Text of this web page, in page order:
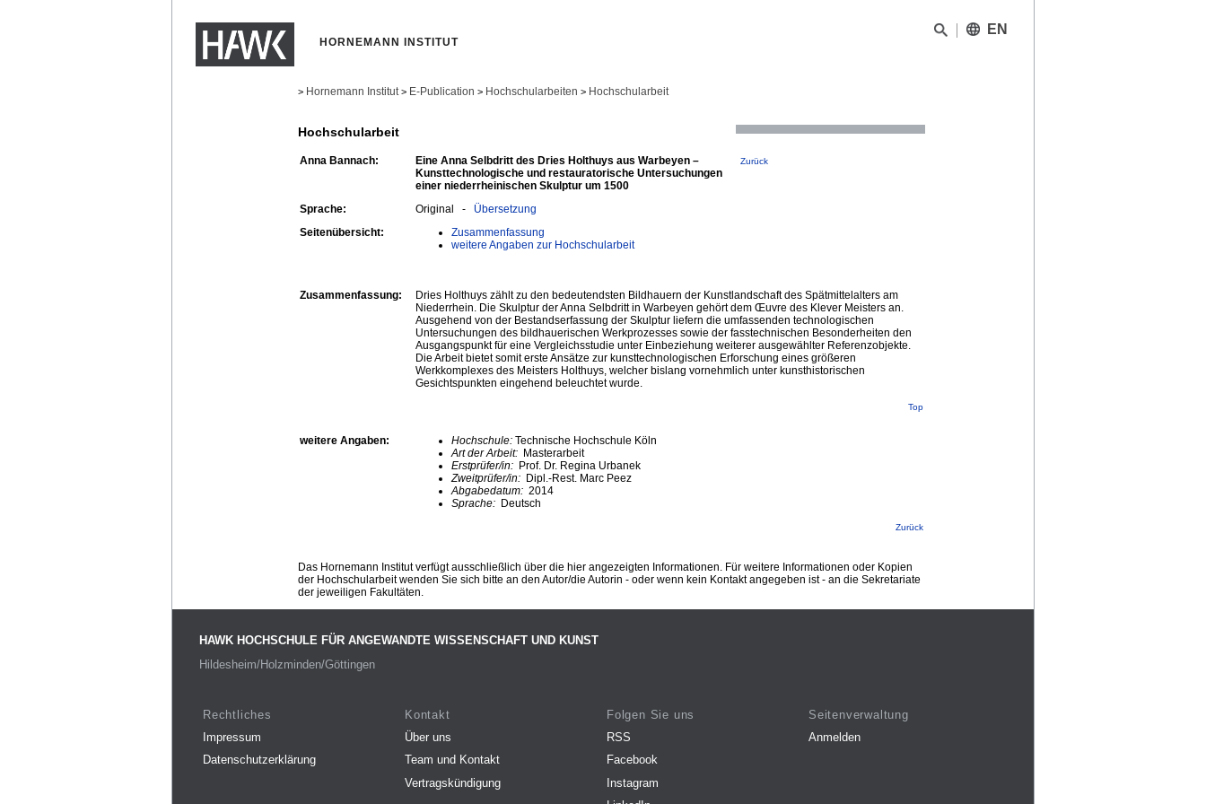
HORNEMANN INSTITUT
EN
> Hornemann Institut > E-Publication > Hochschularbeiten > Hochschularbeit
Hochschularbeit
Anna Bannach:
Eine Anna Selbdritt des Dries Holthuys aus Warbeyen –
Kunsttechnologische und restauratorische Untersuchungen
einer niederrheinischen Skulptur um 1500
Zurück
Sprache: Original - Übersetzung
Seitenübersicht:
Zusammenfassung
weitere Angaben zur Hochschularbeit
Zusammenfassung:
Dries Holthuys zählt zu den bedeutendsten Bildhauern der Kunstlandschaft des Spätmittelalters am
Niederrhein. Die Skulptur der Anna Selbdritt in Warbeyen gehört dem Œuvre des Klever Meisters an.
Ausgehend von der Bestandserfassung der Skulptur liefern die umfassenden technologischen
Untersuchungen des bildhauerischen Werkprozesses sowie der fasstechnischen Besonderheiten den
Ausgangspunkt für eine Vergleichsstudie unter Einbeziehung weiterer ausgewählter Referenzobjekte.
Die Arbeit bietet somit erste Ansätze zur kunsttechnologischen Erforschung eines größeren
Werkkomplexes des Meisters Holthuys, welcher bislang vornehmlich unter kunsthistorischen
Gesichtspunkten eingehend beleuchtet wurde.
Top
weitere Angaben: Hochschule: Technische Hochschule Köln
Art der Arbeit: Masterarbeit
Erstprüfer/in: Prof. Dr. Regina Urbanek
Zweitprüfer/in: Dipl.-Rest. Marc Peez
Abgabedatum: 2014
Sprache: Deutsch
Zurück
Das Hornemann Institut verfügt ausschließlich über die hier angezeigten Informationen. Für weitere Informationen oder Kopien
der Hochschularbeit wenden Sie sich bitte an den Autor/die Autorin - oder wenn kein Kontakt angegeben ist - an die Sekretariate
der jeweiligen Fakultäten.
HAWK HOCHSCHULE FÜR ANGEWANDTE WISSENSCHAFT UND KUNST
Hildesheim/Holzminden/Göttingen
Rechtliches
Impressum
Datenschutzerklärung
Kontakt
Über uns
Team und Kontakt
Vertragskündigung
Folgen Sie uns
RSS
Facebook
Instagram
Seitenverwaltung
Anmelden